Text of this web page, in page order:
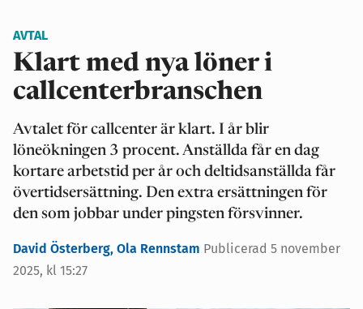
AVTAL
Klart med nya löner i
callcenterbranschen
Avtalet för callcenter är klart. I år blir
löneökningen 3 procent. Anställda får en dag
kortare arbetstid per år och deltidsanställda får
övertidsersättning. Den extra ersättningen för
den som jobbar under pingsten försvinner.
David Österberg, Ola Rennstam Publicerad 5 november
2025, kl 15:27